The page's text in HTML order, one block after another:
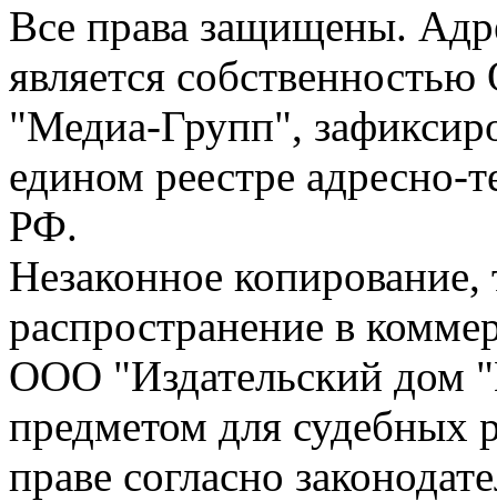
Все права защищены.
является
"Медиа-Групп",
едином реестре адресно-
РФ.
Незаконное
распространение в
ООО "Издательский дом
предметом для судебных
праве согласно